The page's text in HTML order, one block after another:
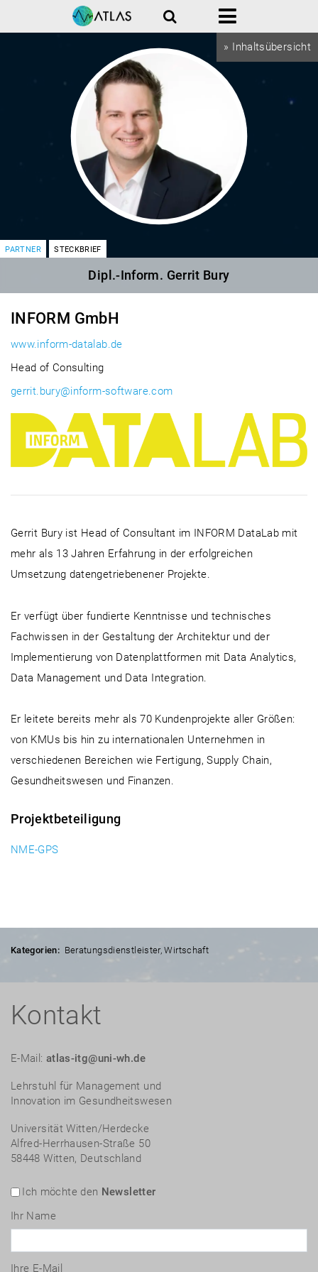
» Inhaltsübersicht
Suche Menü
PARTNER STECKBRIEF
Dipl.-Inform. Gerrit Bury
INFORM GmbH
www.inform-datalab.de
Head of Consulting
gerrit.bury@inform-software.com
Gerrit Bury ist Head of Consultant im INFORM DataLab mit
mehr als 13 Jahren Erfahrung in der erfolgreichen
Umsetzung datengetriebenener Projekte.
Er verfügt über fundierte Kenntnisse und technisches
Fachwissen in der Gestaltung der Architektur und der
Implementierung von Datenplattformen mit Data Analytics,
Data Management und Data Integration.
Er leitete bereits mehr als 70 Kundenprojekte aller Größen:
von KMUs bis hin zu internationalen Unternehmen in
verschiedenen Bereichen wie Fertigung, Supply Chain,
Gesundheitswesen und Finanzen.
Projektbeteiligung
NME-GPS
Kategorien: Beratungsdienstleister,Wirtschaft
Kontakt
E-Mail: atlas-itg@uni-wh.de
Lehrstuhl für Management und
Innovation im Gesundheitswesen
Universität Witten/Herdecke
Alfred-Herrhausen-Straße 50
58448 Witten, Deutschland
Ich möchte den Newsletter
Ihr Name
Ihre E-Mail